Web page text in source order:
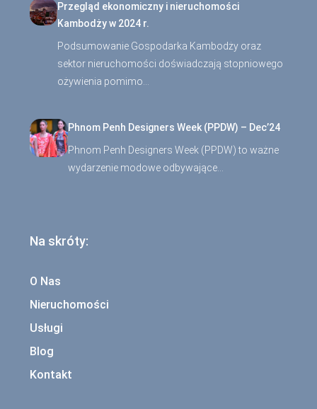
Przegląd ekonomiczny i nieruchomości
Kambodży w 2024 r.
Podsumowanie Gospodarka Kambodży oraz
sektor nieruchomości doświadczają stopniowego
ożywienia pomimo…
Phnom Penh Designers Week (PPDW) – Dec’24
Phnom Penh Designers Week (PPDW) to ważne
wydarzenie modowe odbywające…
Na skróty:
O Nas
Nieruchomości
Usługi
Blog
Kontakt